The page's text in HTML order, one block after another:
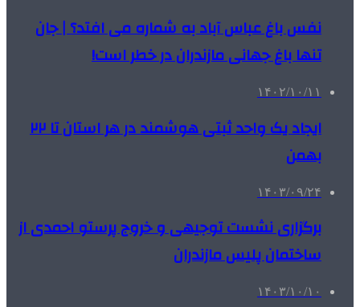
نفس باغ عباس آباد به شماره می افتد؟ | جان
تنها باغ جهانی مازندران در خطر است!
۱۴۰۲/۱۰/۱۱
ایجاد یک واحد ثبتی هوشمند در هر استان تا ۲۲
بهمن
۱۴۰۳/۰۹/۲۴
برگزاری نشست توجیهی و خروج پرستو احمدی از
ساختمان پلیس مازندران
۱۴۰۳/۱۰/۱۰